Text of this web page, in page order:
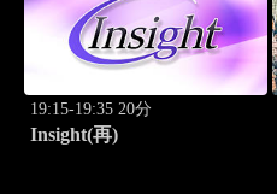
19:15-19:35 20分
Insight(再)